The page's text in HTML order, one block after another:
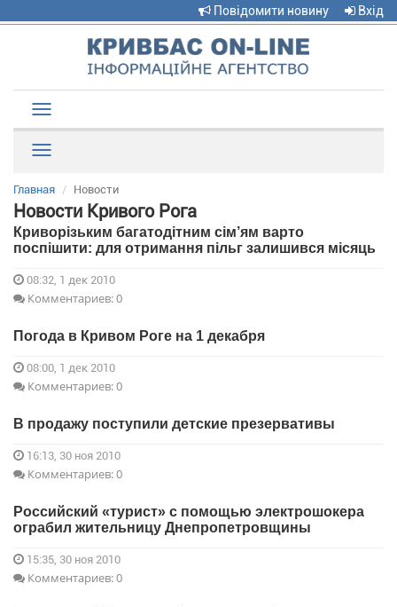
Повідомити новину Вхід
navigation
Главная Новости
Новости Кривого Рога
Криворізьким багатодітним сім’ям варто
поспішити: для отримання пільг залишився місяць
08:32, 1 дек 2010
Комментариев: 0
Погода в Кривом Роге на 1 декабря
08:00, 1 дек 2010
Комментариев: 0
В продажу поступили детские презервативы
16:13, 30 ноя 2010
Комментариев: 0
Российский «турист» с помощью электрошокера
ограбил жительницу Днепропетровщины
15:35, 30 ноя 2010
Комментариев: 0